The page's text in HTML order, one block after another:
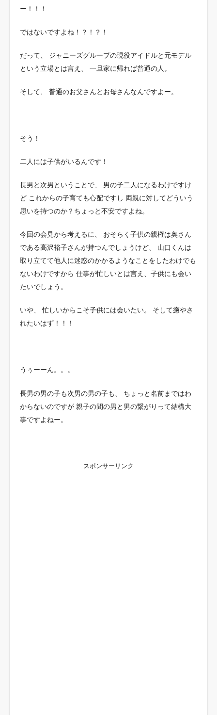
ー！！！
ではないですよね！？！？！
だって、
ジャニーズグループの現役アイドルと元モデル
という立場とは言え、
一旦家に帰れば普通の人。
そして、 普通のお父さんとお母さんなんですよー。
そう！
二人には子供がいるんです！
長男と次男ということで、
男の子二人になるわけですけ
ど これからの子育ても心配ですし 両親に対してどういう
思いを持つのか？ちょっと不安ですよね。
今回の会見から考えるに、
おそらく子供の親権は奥さん
である高沢裕子さんが持つんでしょうけど、
山口くんは
取り立てて他人に迷惑のかかるようなことをしたわけでも
ないわけですから 仕事が忙しいとは言え、子供にも会い
たいでしょう。
いや、 忙しいからこそ子供には会いたい。
そして癒やさ
れたいはず！！！
うぅーーん。。。
長男の男の子も次男の男の子も、
ちょっと名前まではわ
からないのですが 親子の間の男と男の繋がりって結構大
事ですよねー。
スポンサーリンク